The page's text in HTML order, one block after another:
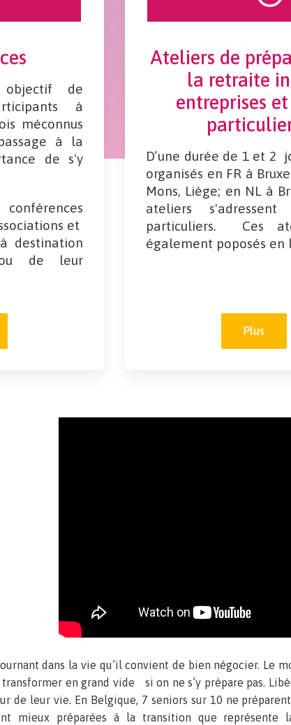
de
à
méconnus
à la
de s'y
et
destination
de leur
Ateliers de
la retraite
entreprises
D’une durée de 1 et 2
organisés en FR à
Mons, Liège; en NL à
ateliers
particuliers. Ces
également poposés en
Plus
dans la vie qu’il convient de bien négocier. Le
en grand vide si on ne s’y prépare pas.
de leur vie. En Belgique, 7 seniors sur 10 ne
mieux préparées à la transition que représente